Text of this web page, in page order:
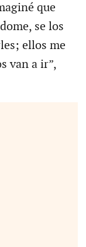
que
se los
ellos me
van a ir”,